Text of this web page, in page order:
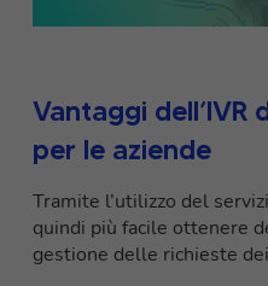
Vantaggi dell’IVR
per le aziende
Tramite l’utilizzo del
quindi più facile ottenere
gestione delle richieste